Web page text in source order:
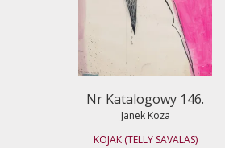
Nr Katalogowy 146.
Janek Koza
KOJAK (TELLY SAVALAS)